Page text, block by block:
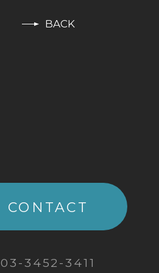
BACK
CONTACT
03-3452-3411